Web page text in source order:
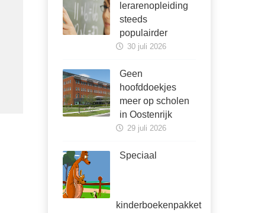
lerarenopleiding
steeds
populairder
30 juli 2026
Geen
hoofddoekjes
meer op scholen
in Oostenrijk
29 juli 2026
Speciaal
kinderboekenpakket